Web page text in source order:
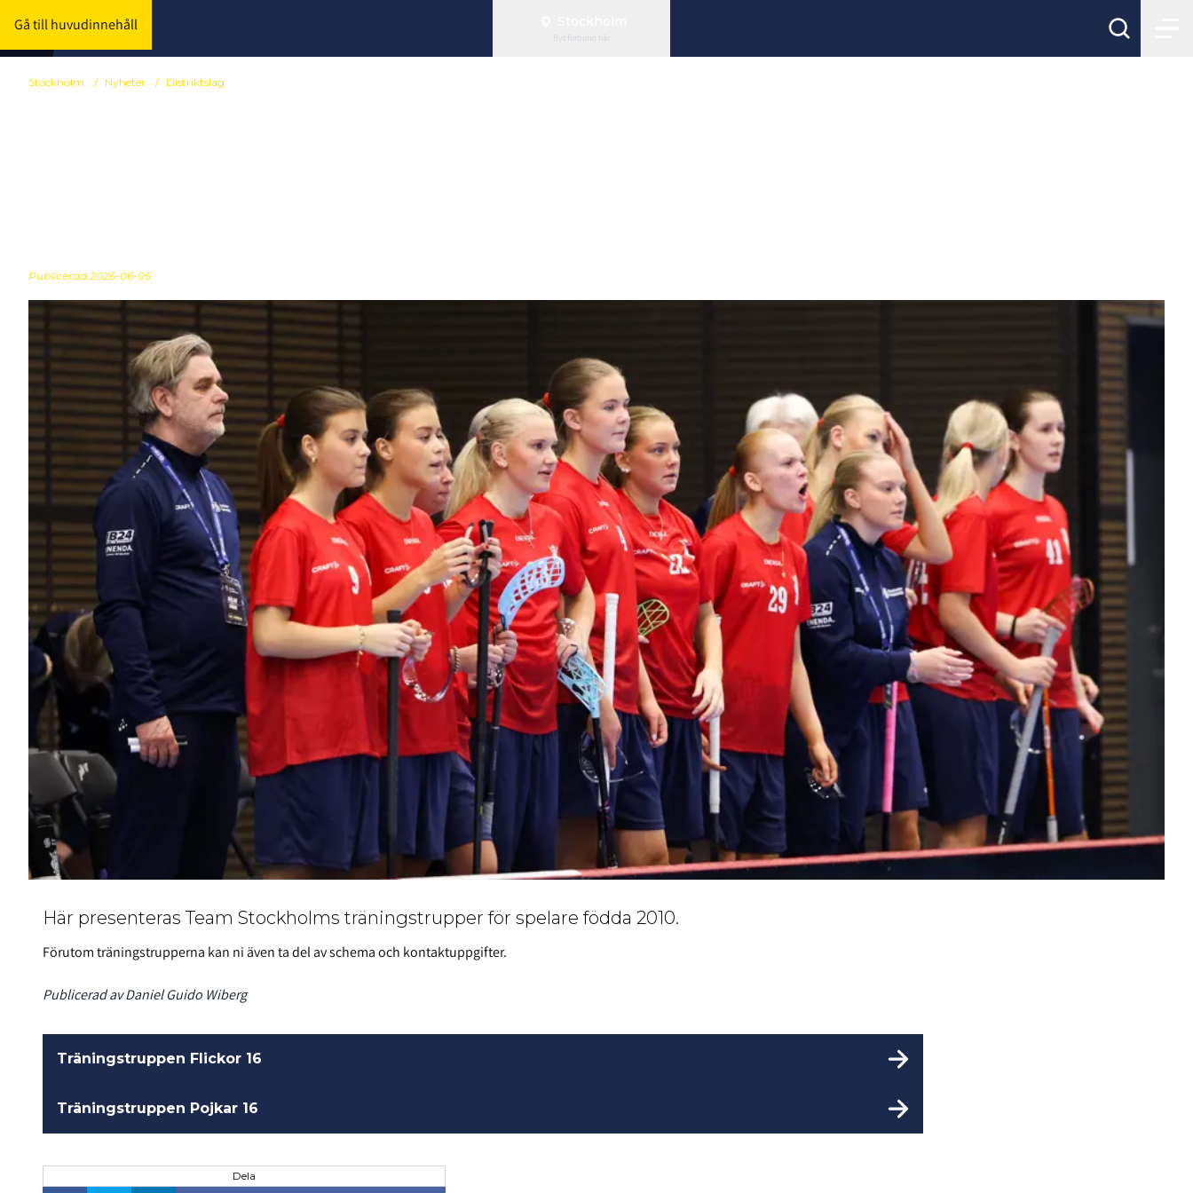
Gå till huvudinnehåll
Byt förbund här
Stockholm / Nyheter / Distriktslag
Publicerad 2026-06-05
Här presenteras Team Stockholms träningstrupper för spelare födda 2010.
Förutom träningstrupperna kan ni även ta del av schema och kontaktuppgifter.
Publicerad av Daniel Guido Wiberg
Träningstruppen Flickor 16
Träningstruppen Pojkar 16
Dela